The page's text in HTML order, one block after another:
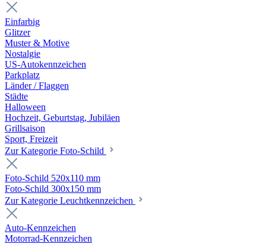
Einfarbig
Glitzer
Muster & Motive
Nostalgie
US-Autokennzeichen
Parkplatz
Länder / Flaggen
Städte
Halloween
Hochzeit, Geburtstag, Jubiläen
Grillsaison
Sport, Freizeit
Zur Kategorie Foto-Schild
Foto-Schild 520x110 mm
Foto-Schild 300x150 mm
Zur Kategorie Leuchtkennzeichen
Auto-Kennzeichen
Motorrad-Kennzeichen